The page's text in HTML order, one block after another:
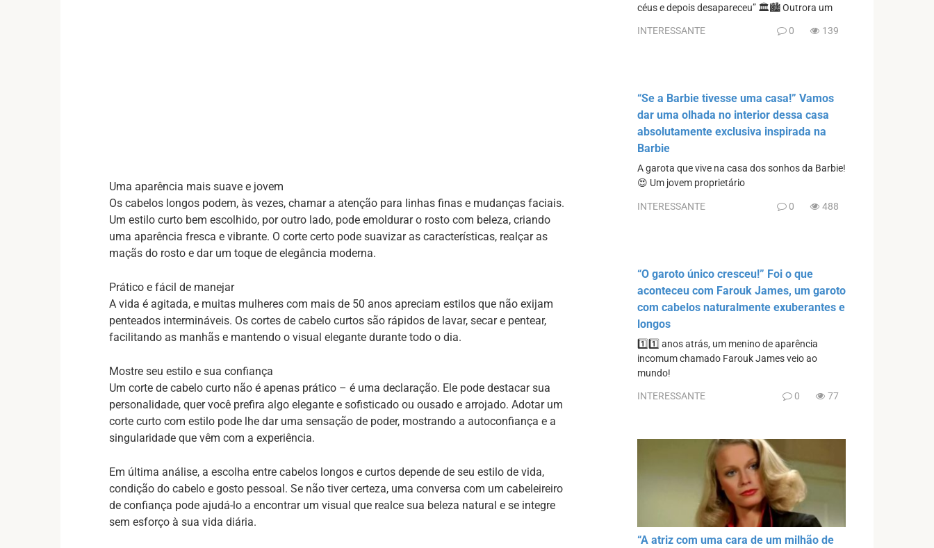
Uma aparência mais suave e jovem
Os cabelos longos podem, às vezes, chamar a atenção para linhas finas e mudanças faciais.
Um estilo curto bem escolhido, por outro lado, pode emoldurar o rosto com beleza, criando
uma aparência fresca e vibrante. O corte certo pode suavizar as características, realçar as
maçãs do rosto e dar um toque de elegância moderna.
Prático e fácil de manejar
A vida é agitada, e muitas mulheres com mais de 50 anos apreciam estilos que não exijam
penteados intermináveis. Os cortes de cabelo curtos são rápidos de lavar, secar e pentear,
facilitando as manhãs e mantendo o visual elegante durante todo o dia.
Mostre seu estilo e sua confiança
Um corte de cabelo curto não é apenas prático – é uma declaração. Ele pode destacar sua
personalidade, quer você prefira algo elegante e sofisticado ou ousado e arrojado. Adotar um
corte curto com estilo pode lhe dar uma sensação de poder, mostrando a autoconfiança e a
singularidade que vêm com a experiência.
Em última análise, a escolha entre cabelos longos e curtos depende de seu estilo de vida,
condição do cabelo e gosto pessoal. Se não tiver certeza, uma conversa com um cabeleireiro
de confiança pode ajudá-lo a encontrar um visual que realce sua beleza natural e se integre
sem esforço à sua vida diária.
céus e depois desapareceu” 🏛️🏙️ Outrora um
INTERESSANTE 0 139
“Se a Barbie tivesse uma casa!” Vamos
dar uma olhada no interior dessa casa
absolutamente exclusiva inspirada na
Barbie
A garota que vive na casa dos sonhos da Barbie!
😍 Um jovem proprietário
INTERESSANTE 0 488
“O garoto único cresceu!” Foi o que
aconteceu com Farouk James, um garoto
com cabelos naturalmente exuberantes e
longos
1️⃣1️⃣ anos atrás, um menino de aparência
incomum chamado Farouk James veio ao
mundo!
INTERESSANTE 0 77
“A atriz com uma cara de um milhão de